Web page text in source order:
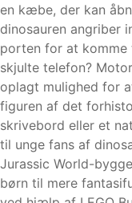
en kæbe, der kan
dinosauren angriber
porten for at
skjulte telefon?
oplagt mulighed for
figuren af det
skrivebord eller et
til unge fans af
Jurassic World-
børn til mere